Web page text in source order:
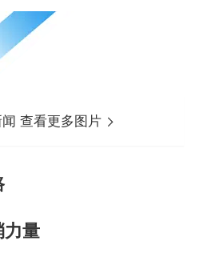
查看更多图片
力量